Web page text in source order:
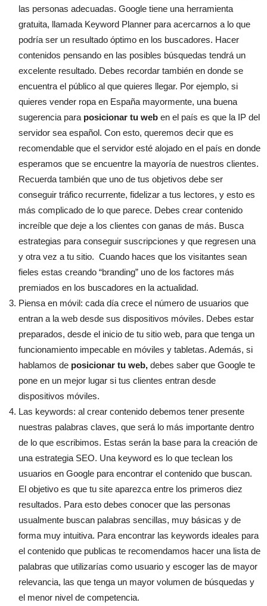
las personas adecuadas. Google tiene una herramienta
gratuita, llamada Keyword Planner para acercarnos a lo que
podría ser un resultado óptimo en los buscadores. Hacer
contenidos pensando en las posibles búsquedas tendrá un
excelente resultado. Debes recordar también en donde se
encuentra el público al que quieres llegar. Por ejemplo, si
quieres vender ropa en España mayormente, una buena
sugerencia para posicionar tu web en el país es que la IP del
servidor sea español. Con esto, queremos decir que es
recomendable que el servidor esté alojado en el país en donde
esperamos que se encuentre la mayoría de nuestros clientes.
Recuerda también que uno de tus objetivos debe ser
conseguir tráfico recurrente, fidelizar a tus lectores, y esto es
más complicado de lo que parece. Debes crear contenido
increíble que deje a los clientes con ganas de más. Busca
estrategias para conseguir suscripciones y que regresen una
y otra vez a tu sitio. Cuando haces que los visitantes sean
fieles estas creando “branding” uno de los factores más
premiados en los buscadores en la actualidad.
Piensa en móvil: cada día crece el número de usuarios que
entran a la web desde sus dispositivos móviles. Debes estar
preparados, desde el inicio de tu sitio web, para que tenga un
funcionamiento impecable en móviles y tabletas. Además, si
hablamos de posicionar tu web, debes saber que Google te
pone en un mejor lugar si tus clientes entran desde
dispositivos móviles.
Las keywords: al crear contenido debemos tener presente
nuestras palabras claves, que será lo más importante dentro
de lo que escribimos. Estas serán la base para la creación de
una estrategia SEO. Una keyword es lo que teclean los
usuarios en Google para encontrar el contenido que buscan.
El objetivo es que tu site aparezca entre los primeros diez
resultados. Para esto debes conocer que las personas
usualmente buscan palabras sencillas, muy básicas y de
forma muy intuitiva. Para encontrar las keywords ideales para
el contenido que publicas te recomendamos hacer una lista de
palabras que utilizarías como usuario y escoger las de mayor
relevancia, las que tenga un mayor volumen de búsquedas y
el menor nivel de competencia.